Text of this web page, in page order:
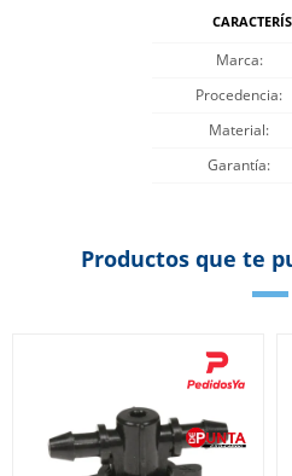
Marca
Procedencia
Material
Garantía
Productos que te